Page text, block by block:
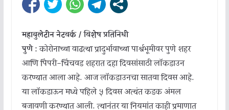
महाबुलेटीन नेटवर्क / विशेष प्रतिनिधी
पुणे :कोरोनाच्या वाढत्या प्रादुर्भावाच्या पार्श्वभूमीवर पुणे शहर
आणि पिंपरी-चिंचवड शहरात दहा दिवसांसाठी लॉकडाउन
करण्यात आला आहे. आज लॉकडाउनचा सातवा दिवस आहे.
या लॉकडाऊन मध्ये पहिले ५ दिवस अत्यंत कडक अंमल
बजावणी करण्यात आली. त्यानंतर या नियमांत काही प्रमाणात